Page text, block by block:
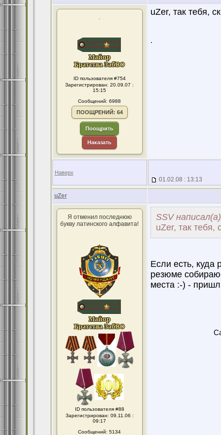
.
ID пользователя #754
Зарегистрирован: 20.09.07 :
15:15
Сообщений: 6988
ПООЩРЕНИЙ: 64
Поощрить
Наказать
uZer, так тебя,
.
Наверх
01.02.08 : 13:13
uZer
Я отменил последнюю
букву латинского алфавита!
ID пользователя #88
Зарегистрирован: 09.11.06 :
09:17
Сообщений: 5134
SSV написал(а)
uZer, так тебя,
Если есть,
резюме
места :-) -